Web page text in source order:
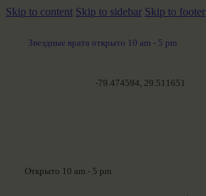
Skip to content Skip to sidebar Skip to footer
Звездные врата открыто 10 am - 5 pm
-79.474594, 29.511651
Открыто 10 am - 5 pm